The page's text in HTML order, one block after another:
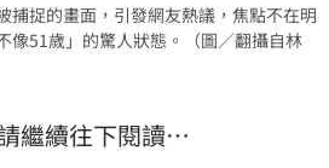
捕捉的畫面，引發網友熱議，焦點不在明
像51歲」的驚人狀態。（圖／翻攝自林
繼續往下閱讀…